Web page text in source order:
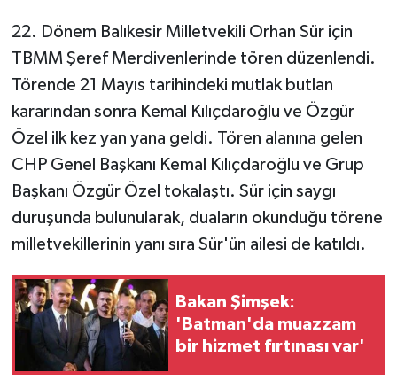
22. Dönem Balıkesir Milletvekili Orhan Sür için
TBMM Şeref Merdivenlerinde tören düzenlendi.
Törende 21 Mayıs tarihindeki mutlak butlan
kararından sonra Kemal Kılıçdaroğlu ve Özgür
Özel ilk kez yan yana geldi. Tören alanına gelen
CHP Genel Başkanı Kemal Kılıçdaroğlu ve Grup
Başkanı Özgür Özel tokalaştı. Sür için saygı
duruşunda bulunularak, duaların okunduğu törene
milletvekillerinin yanı sıra Sür'ün ailesi de katıldı.
Bakan Şimşek:
'Batman'da muazzam
bir hizmet fırtınası var'